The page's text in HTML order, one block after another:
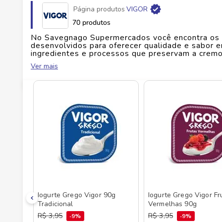
Fabricante VIGOR ALIMENTOS S.A
EAN 7896625210886
Id do produto
Página produtos VIGOR
70 produtos
No Savegnago Supermercados você encontra
desenvolvidos para oferecer qualidade e sabor
ingredientes e processos que preservam a
consistente e um perfil equilibrado que agrada a
quanto para lanches ao longo da rotina. A linha
pausa rápida, Vigor contribui para momentos
pronto para acompanhar sua rotina com
Ver mais
Iogurte Grego Vigor 90g
Tradicional
R$ 3,95 9%
Iogurte Grego Vigor
Vermelhas 90g
R$ 3,95 9%